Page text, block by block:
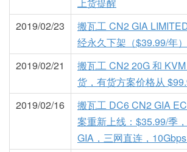
2019/02/23
搬瓦工 CN2 GIA
经永久下架（$39.99/年）
2019/02/21
搬瓦工 CN2 20G 和
货，有货方案价格从
2019/02/16
搬瓦工 DC6 CN2 GIA
案重新上线：$35.99/季
GIA，三网直连，